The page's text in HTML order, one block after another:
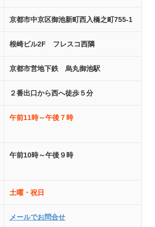
京都市中京区御池新町西入橋之町755-1
根崎ビル2F フレスコ西隣
京都市営地下鉄 烏丸御池駅
２番出口から西へ徒歩５分
午前11時～午後７時
午前10時～午後９時
土曜・祝日
メールでお問合せ